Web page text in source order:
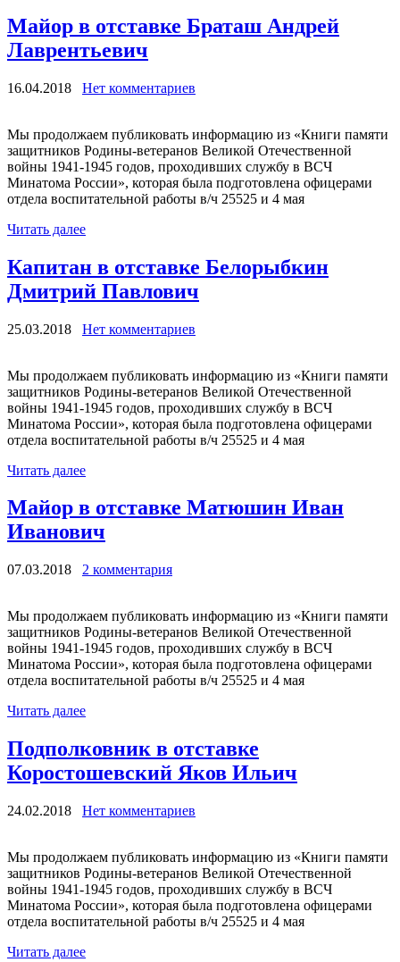
Майор в отставке Браташ Андрей
Лаврентьевич
16.04.2018 Нет комментариев
Мы продолжаем публиковать информацию из «Книги памяти
защитников Родины-ветеранов Великой Отечественной
войны 1941-1945 годов, проходивших службу в ВСЧ
Минатома России», которая была подготовлена офицерами
отдела воспитательной работы в/ч 25525 и 4 мая
Читать далее
Капитан в отставке Белорыбкин
Дмитрий Павлович
25.03.2018 Нет комментариев
Мы продолжаем публиковать информацию из «Книги памяти
защитников Родины-ветеранов Великой Отечественной
войны 1941-1945 годов, проходивших службу в ВСЧ
Минатома России», которая была подготовлена офицерами
отдела воспитательной работы в/ч 25525 и 4 мая
Читать далее
Майор в отставке Матюшин Иван
Иванович
07.03.2018 2 комментария
Мы продолжаем публиковать информацию из «Книги памяти
защитников Родины-ветеранов Великой Отечественной
войны 1941-1945 годов, проходивших службу в ВСЧ
Минатома России», которая была подготовлена офицерами
отдела воспитательной работы в/ч 25525 и 4 мая
Читать далее
Подполковник в отставке
Коростошевский Яков Ильич
24.02.2018 Нет комментариев
Мы продолжаем публиковать информацию из «Книги памяти
защитников Родины-ветеранов Великой Отечественной
войны 1941-1945 годов, проходивших службу в ВСЧ
Минатома России», которая была подготовлена офицерами
отдела воспитательной работы в/ч 25525 и 4 мая
Читать далее